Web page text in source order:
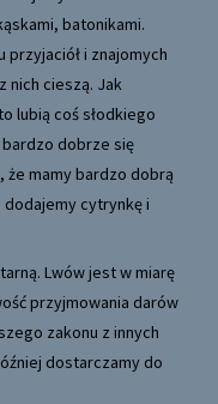
batonikami.
przyjaciół i znajomych
nich cieszą. Jak
lubią coś słodkiego
dobrze się
że mamy bardzo dobrą
cytrynkę i
Lwów jest w miarę
przyjmowania darów
zakonu z innych
dostarczamy do